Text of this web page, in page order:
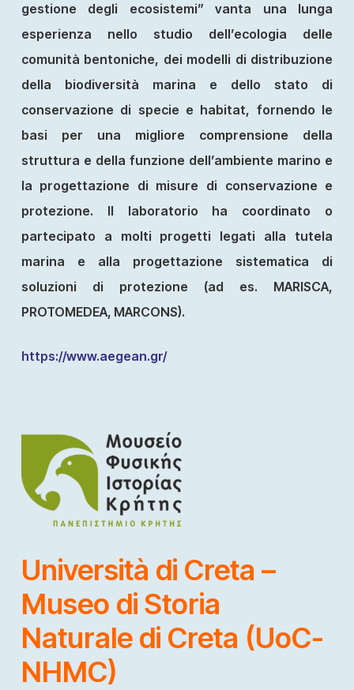
gestione degli ecosistemi” vanta una lunga
esperienza nello studio dell’ecologia delle
comunità bentoniche, dei modelli di distribuzione
della biodiversità marina e dello stato di
conservazione di specie e habitat, fornendo le
basi per una migliore comprensione della
struttura e della funzione dell’ambiente marino e
la progettazione di misure di conservazione e
protezione. Il laboratorio ha coordinato o
partecipato a molti progetti legati alla tutela
marina e alla progettazione sistematica di
soluzioni di protezione (ad es. MARISCA,
PROTOMEDEA, MARCONS).
https://www.aegean.gr/
Università di Creta –
Museo di Storia
Naturale di Creta (UoC-
NHMC)